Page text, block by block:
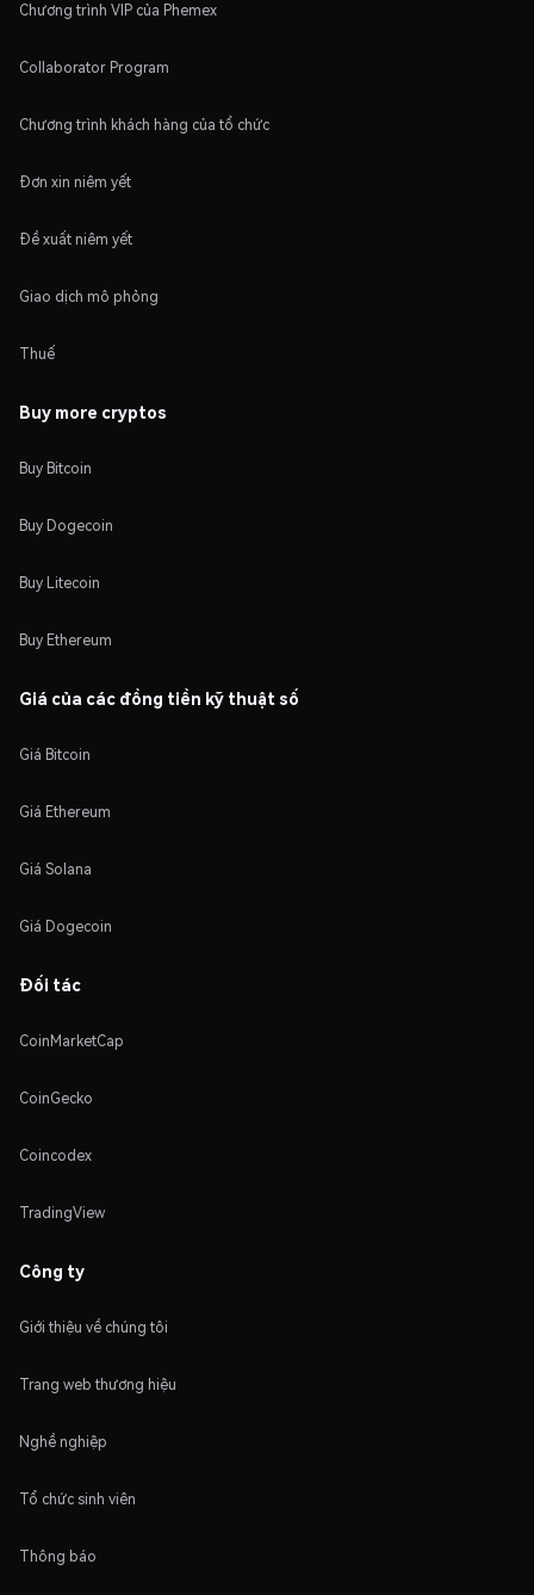
Chương trình VIP của Phemex
Collaborator Program
Chương trình khách hàng của tổ chức
Đơn xin niêm yết
Đề xuất niêm yết
Giao dịch mô phỏng
Thuế
Buy more cryptos
Buy Bitcoin
Buy Dogecoin
Buy Litecoin
Buy Ethereum
Giá của các đồng tiền kỹ thuật số
Giá Bitcoin
Giá Ethereum
Giá Solana
Giá Dogecoin
Đối tác
CoinMarketCap
CoinGecko
Coincodex
TradingView
Công ty
Giới thiệu về chúng tôi
Trang web thương hiệu
Nghề nghiệp
Tổ chức sinh viên
Thông báo